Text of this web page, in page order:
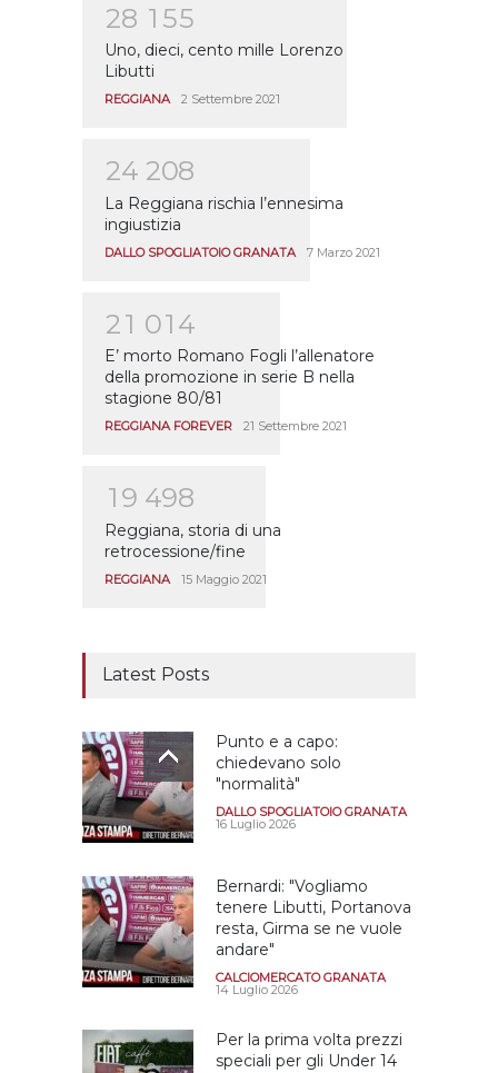
28 1 55
Uno, dieci, cento mille Lorenzo
Libutti
REGGIANA 2 Settembre 2021
24 208
La Reggiana rischia l’ennesima
ingiustizia
DALLO SPOGLIATOIO GRANATA 7 Marzo 2021
21 01 4
E’ morto Romano Fogli l’allenatore
della promozione in serie B nella
stagione 80/81
REGGIANA FOREVER 21 Settembre 2021
1 9 498
Reggiana, storia di una
retrocessione/fine
REGGIANA 15 Maggio 2021
Latest Posts
Punto e a capo:
chiedevano solo
"normalità"
DALLO SPOGLIATOIO GRANATA
16 Luglio 2026
Bernardi: "Vogliamo
tenere Libutti, Portanova
resta, Girma se ne vuole
andare"
CALCIOMERCATO GRANATA
14 Luglio 2026
Per la prima volta prezzi
speciali per gli Under 14